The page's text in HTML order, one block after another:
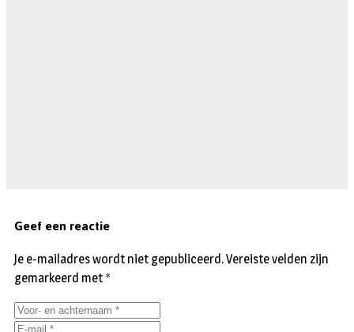
Geef een reactie
Je e-mailadres wordt niet gepubliceerd.Vereiste velden zijn
gemarkeerd met *